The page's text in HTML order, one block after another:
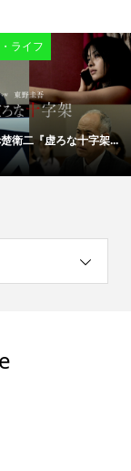
ライフ
衛二『虚ろな十字架...